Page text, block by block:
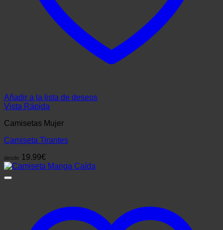
Añadir a la lista de deseos
Vista Rápida
Camisetas Mujer
Camiseta Tirantes
desde 19.99€